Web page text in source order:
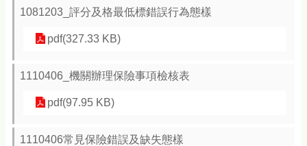
1081203_評分及格最低標錯誤行為態樣
pdf(327.33 KB)
1110406_機關辦理保險事項檢核表
pdf(97.95 KB)
1110406常見保險錯誤及缺失態樣